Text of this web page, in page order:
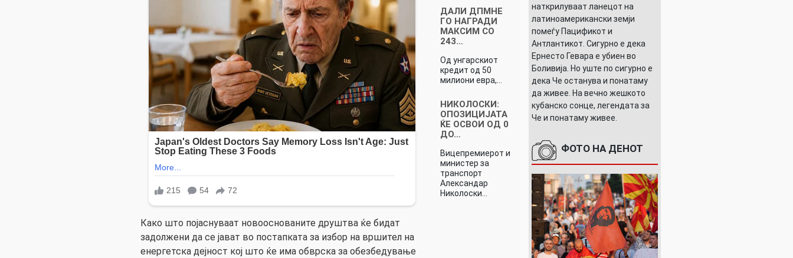
Како што појаснуваат новооснованите друштва ќе бидат
задолжени да се јават во постапката за избор на вршител на
енергетска дејност кој што ќе има обврска за обезбедување
ДАЛИ ДПМНЕ
ГО НАГРАДИ
МАКСИМ СО
243…
Од унгарскиот
кредит од 50
милиони евра,…
НИКОЛОСКИ:
ОПОЗИЦИЈАТА
ЌЕ ОСВОИ ОД 0
ДО…
Вицепремиерот и
министер за
транспорт
Александар
Николоски…
наткрилуваат ланецот на
латиноамерикански земји
помеѓу Пацификот и
Антлантикот. Сигурно е дека
Ернесто Гевара е убиен во
Боливија. Но уште по сигурно е
дека Че останува и понатаму
да живее. На вечно жешкото
кубанско сонце, легендата за
Че и понатаму живее.
ФОТО НА ДЕНОТ